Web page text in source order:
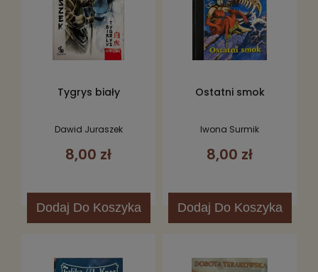
Tygrys biały
Dawid Juraszek
8,00 zł
Dodaj Do Koszyka
Ostatni smok
Iwona Surmik
8,00 zł
Dodaj Do Koszyka